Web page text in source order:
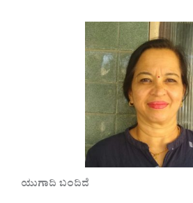
ಯುಗಾದಿ ಬಂದಿದೆ